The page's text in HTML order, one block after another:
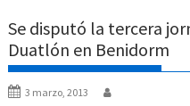
Se disputó la tercera
Duatlón en Benidorm
3 marzo, 2013